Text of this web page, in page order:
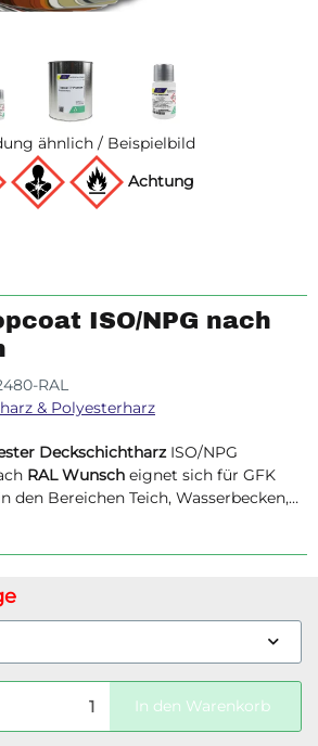
ähnlich / Beispielbild
Achtung
ISO/NPG nach
RAL
& Polyesterharz
Deckschichtharz ISO/NPG
RAL Wunsch eignet sich für GFK
den Bereichen Teich, Wasserbecken,
es um Kontakt mit Wasser oder
In den Warenkorb